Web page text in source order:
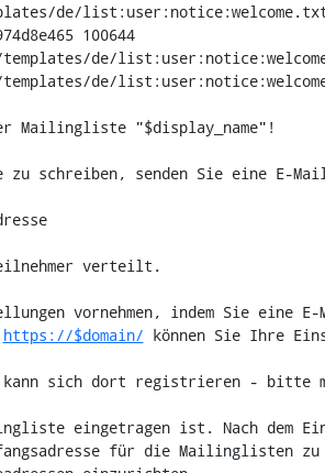
de/
100644
de/
templates/de/
zu schreiben, senden Sie eine E-
verteilt.
vornehmen, indem Sie eine E-
https://$domain/ können Sie Ihre
kann sich dort registrieren - bitte
eingetragen ist. Nach dem
für die Mailinglisten zu